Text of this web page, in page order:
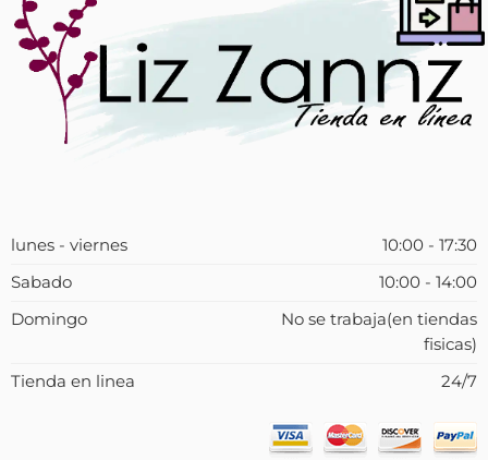
lunes - viernes
10:00 - 17:30
Sabado
10:00 - 14:00
Domingo
No se trabaja(en tiendas
fisicas)
Tienda en linea
24/7